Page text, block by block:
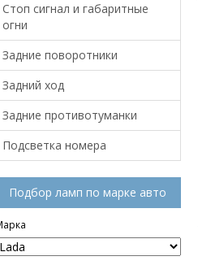
Стоп сигнал и габаритные
огни
Задние поворотники
Задний ход
Задние противотуманки
Подсветка номера
Подбор ламп по марке авто